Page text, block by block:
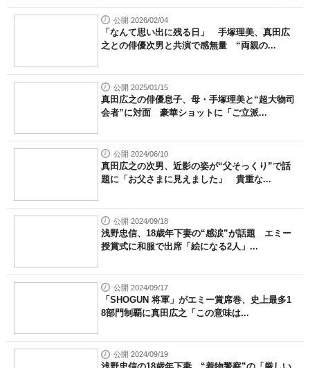
公開 2026/02/04
「なんて思い出に残る日」 手塚理美、真田広
之との俳優次男と共演で感無量 “両親の...
公開 2025/01/15
真田広之の俳優息子、母・手塚理美と“超大物司
会者”に対面 豪華ショットに「ご立派...
公開 2024/06/10
真田広之の次男、近影の姿が“父そっくり”で話
題に「お父さまに見えました」 貴重な...
公開 2024/09/18
浅野忠信、18歳年下妻の“感涙”が話題 エミー
授賞式に和服で出席「絵になる2人」...
公開 2024/09/17
「SHOGUN 将軍」がエミー賞席巻、史上最多1
8部門制覇に真田広之「この意味は...
公開 2024/09/19